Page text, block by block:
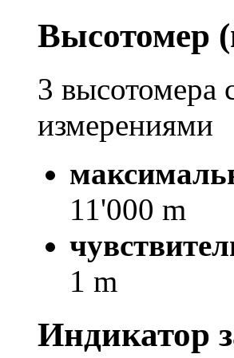
Высотомер
3 высотомера
измерениями
11'000 m
1 m
Индикатор